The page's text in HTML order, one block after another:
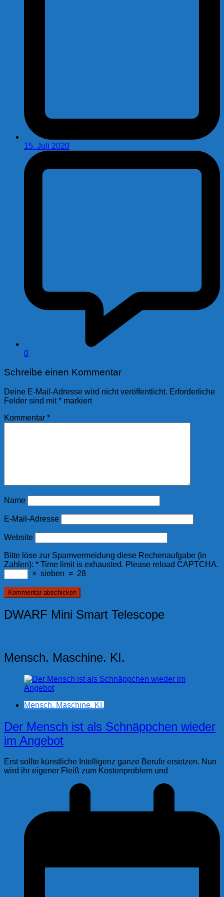
15. Juli 2020
0
Schreibe einen Kommentar
Deine E-Mail-Adresse wird nicht veröffentlicht. Erforderliche
Felder sind mit* markiert
Kommentar *
Name
E-Mail-Adresse
Website
Bitte löse zur Spamvermeidung diese Rechenaufgabe (in
Zahlen): * Time limit is exhausted. Please reload CAPTCHA.
× sieben = 28
DWARF Mini Smart Telescope
Mensch. Maschine. KI.
Mensch. Maschine. KI.
Der Mensch ist als Schnäppchen wieder
im Angebot
Erst sollte künstliche Intelligenz ganze Berufe ersetzen. Nun
wird ihr eigener Fleiß zum Kostenproblem und